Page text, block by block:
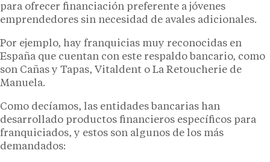
para ofrecer financiación preferente a jóvenes
emprendedores sin necesidad de avales adicionales.
Por ejemplo, hay franquicias muy reconocidas en
España que cuentan con este respaldo bancario, como
son Cañas y Tapas, Vitaldent o La Retoucherie de
Manuela.
Como decíamos, las entidades bancarias han
desarrollado productos financieros específicos para
franquiciados, y estos son algunos de los más
demandados: